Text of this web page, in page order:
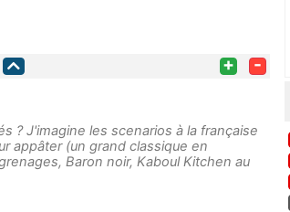
+ -
? J'imagine les scenarios à la française
appâter (un grand classique en
Baron noir, Kaboul Kitchen au